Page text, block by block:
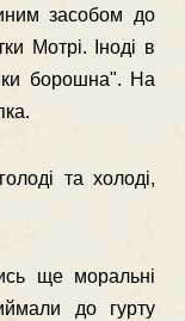
засобом до
Мотрі. Іноді в
борошна". На
та холоді,
ще моральні
до гурту